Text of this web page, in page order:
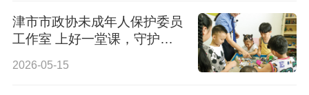
津市市政协未成年人保护委员
工作室 上好一堂课，守护一
2026-05-15